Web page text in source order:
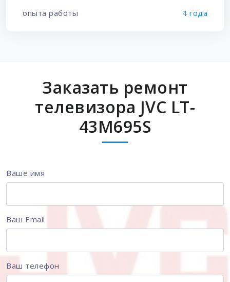
опыта работы 4 года
Заказать ремонт
телевизора JVC LT-
43M695S
Ваше имя
Ваш Email
Ваш телефон